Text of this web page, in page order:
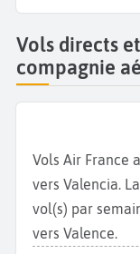
Vols directs
compagnie
Vols Air France
vers Valencia.
vol(s) par
vers Valence.